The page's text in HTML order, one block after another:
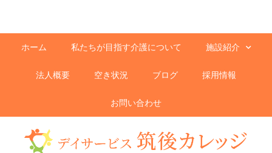
ホーム 私たちが目指す介護について 施設紹介
法人概要 空き状況 ブログ 採用情報
お問い合わせ